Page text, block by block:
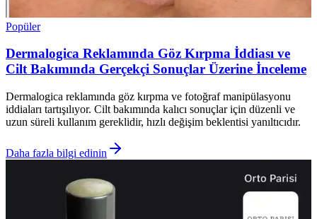
Popüler
Dermalogica Reklamında Göz Kırpma İddiası ve
Cilt Bakımında Gerçekçi Sonuçlar Üzerine İnceleme
Dermalogica reklamında göz kırpma ve fotoğraf manipülasyonu
iddiaları tartışılıyor. Cilt bakımında kalıcı sonuçlar için düzenli ve
uzun süreli kullanım gereklidir, hızlı değişim beklentisi yanıltıcıdır.
Daha fazla bilgi edinin